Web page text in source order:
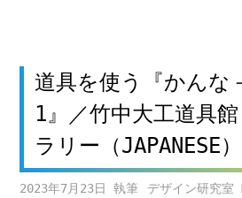
道具を使う『かんな
1』／竹中大工道具
ラリー（JAPANESE）
2023年7月23日 デザイン研究室